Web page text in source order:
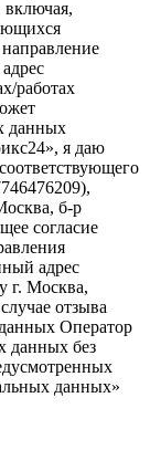
включая,
работах
данных
я даю
б-р
согласие
адрес
г. Москва,
отзыва
Оператор
данных без
данных»